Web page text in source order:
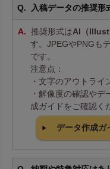
入稿データの推奨形
推奨形式はAI（
す。JPEGやPNGも
です。
注意点：
・文字のアウトライ
・解像度の確認や
成ガイドをご確認く
データ作成ガ